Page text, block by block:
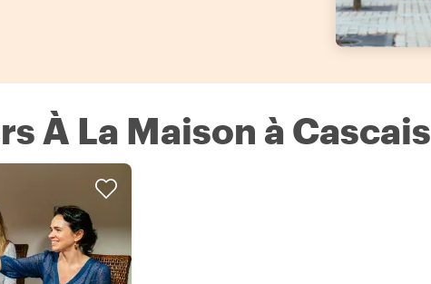
À La Maison à Cascais